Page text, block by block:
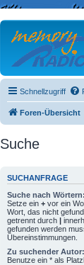
Schnellzugriff
Foren-Übersicht
Suche
SUCHANFRAGE
Suche nach Wörtern:
Setze ein + vor ein
Wort, das nicht
getrennt durch |
gefunden werden
Übereinstimmungen.
Zu suchender Autor:
Benutze ein * als